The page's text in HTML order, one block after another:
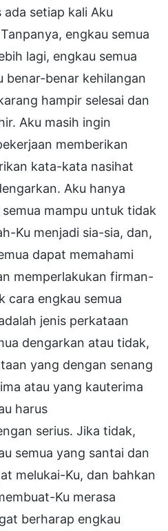
setiap kali Aku
engkau semua
lagi, engkau semua
benar-benar kehilangan
hampir selesai dan
Aku masih ingin
memberikan
kata-kata nasihat
Aku hanya
mampu untuk tidak
Ku menjadi sia-sia, dan,
dapat memahami
memperlakukan firman-
cara engkau semua
jenis perkataan
dengarkan atau tidak,
yang dengan senang
atau yang kauterima
harus
serius. Jika tidak,
semua yang santai dan
melukai-Ku, dan bahkan
Ku merasa
berharap engkau